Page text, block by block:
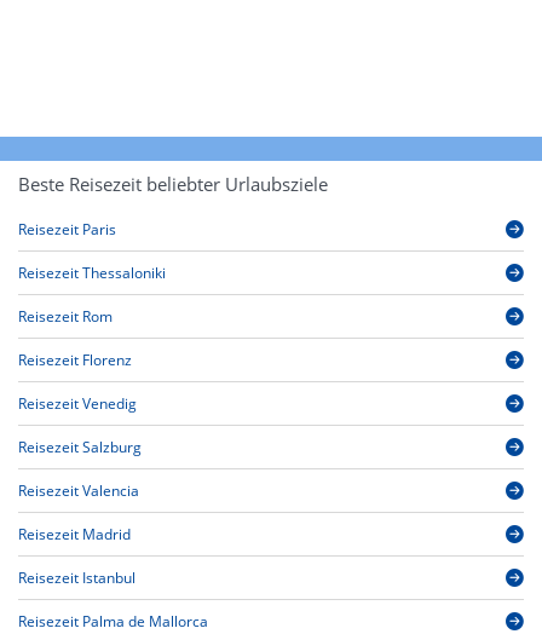
Beste Reisezeit beliebter Urlaubsziele
Reisezeit Paris
Reisezeit Thessaloniki
Reisezeit Rom
Reisezeit Florenz
Reisezeit Venedig
Reisezeit Salzburg
Reisezeit Valencia
Reisezeit Madrid
Reisezeit Istanbul
Reisezeit Palma de Mallorca